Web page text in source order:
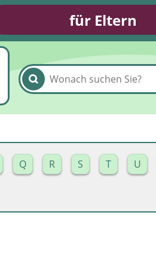
für Eltern
Q R S T U